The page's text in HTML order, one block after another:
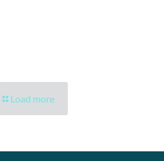
Load more